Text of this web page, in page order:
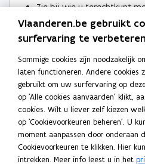
e
e
n
t
n
i
e
u
w
v
k
n
a
r
l
e
m
b
o
Zie bij wie u terechtkunt
de regio Zwijndrecht.
Locaties
Meer info
Persberichten
Vlaanderen.be gebruikt
surfervaring te
Sommige cookies zijn noodzakelijk
laten functioneren. Andere cookies
gebruikt om uw surfervaring op
op 'Alle cookies aanvaarden' klikt,
cookies. Wilt u liever zelf kiezen
op 'Cookievoorkeuren beheren'. U
moment aanpassen door onderaan
Cookievoorkeuren te klikken. Hier
intrekken. Meer info leest u in het